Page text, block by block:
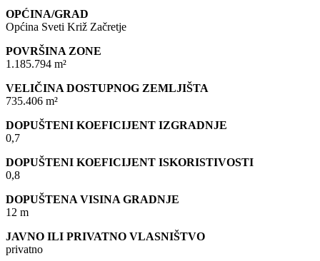
OPĆINA/GRAD
Općina Sveti Križ Začretje
POVRŠINA ZONE
1.185.794 m²
VELIČINA DOSTUPNOG ZEMLJIŠTA
735.406 m²
DOPUŠTENI KOEFICIJENT IZGRADNJE
0,7
DOPUŠTENI KOEFICIJENT ISKORISTIVOSTI
0,8
DOPUŠTENA VISINA GRADNJE
12 m
JAVNO ILI PRIVATNO VLASNIŠTVO
privatno